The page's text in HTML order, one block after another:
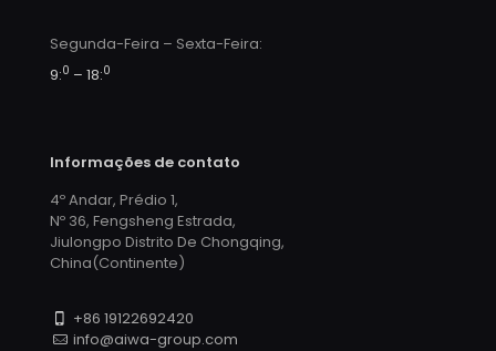
Segunda-Feira – Sexta-Feira:
9:0 – 18:0
Informações de contato
4º Andar, Prédio 1,
Nº 36, Fengsheng Estrada,
Jiulongpo Distrito De Chongqing,
China(Continente)
+86 19122692420
info@aiwa-group.com